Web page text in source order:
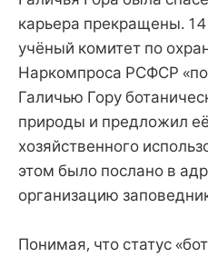
карьера прекращены.
учёный комитет по
Наркомпроса РСФСР
Галичью Гору
природы и предложил
хозяйственного
этом было послано в
организацию
Понимая, что статус